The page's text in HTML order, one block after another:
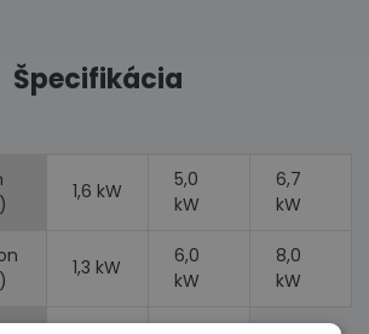
Špecifikácia
1,6 kW
5,0
kW
6,7
kW
1,3 kW
6,0
kW
8,0
kW